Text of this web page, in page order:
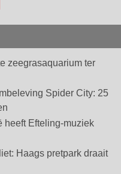
zeegrasaquarium ter
Spider City: 25
heeft Efteling-muziek
Haags pretpark draait